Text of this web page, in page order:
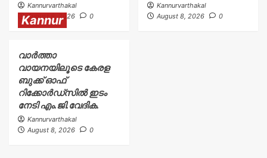
Kannurvarthakal
August 8, 2026
0
Kannurvarthakal
August 8, 2026
0
Kannur
വാർത്താ
വായനയിലൂടെ കേരള
ബുക്ക് ഓഫ്
റിക്കോർഡ്സിൽ ഇടം
നേടി എം.ജി.വേദിക.
Kannurvarthakal
August 8, 2026
0